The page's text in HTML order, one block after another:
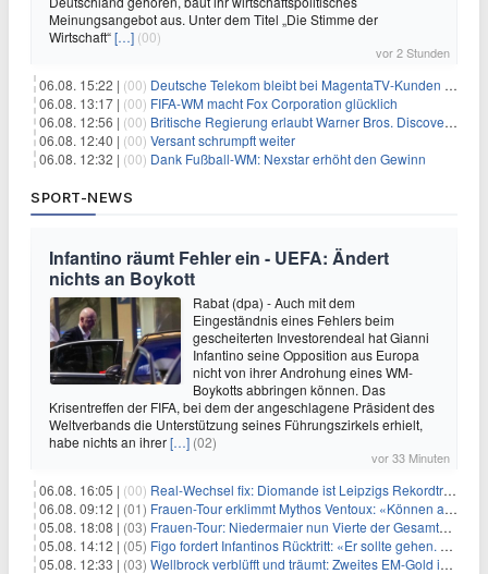
Meinungsangebot aus. Unter dem Titel „Die Stimme der
Wirtschaft“[…] (00)
vor 2 Stunden
06.08. 15:22 | (00) Deutsche Telekom bleibt bei MagentaTV-Kunden vage
06.08. 13:17 | (00) FIFA-WM macht Fox Corporation glücklich
06.08. 12:56 | (00) Britische Regierung erlaubt Warner Bros. Discovery-Übernahme
06.08. 12:40 | (00) Versant schrumpft weiter
06.08. 12:32 | (00) Dank Fußball-WM: Nexstar erhöht den Gewinn
SPORT-NEWS
Infantino räumt Fehler ein - UEFA: Ändert
nichts an Boykott
Rabat (dpa) - Auch mit dem
Eingeständnis eines Fehlers beim
gescheiterten Investorendeal hat Gianni
Infantino seine Opposition aus Europa
nicht von ihrer Androhung eines WM-
Boykotts abbringen können. Das
Krisentreffen der FIFA, bei dem der angeschlagene Präsident des
Weltverbands die Unterstützung seines Führungszirkels erhielt,
habe nichts an ihrer[…] (02)
vor 33 Minuten
06.08. 16:05 | (00) Real-Wechsel fix: Diomande ist Leipzigs Rekordtransfer
06.08. 09:12 | (01) Frauen-Tour erklimmt Mythos Ventoux: «Können alles schaffen»
05.08. 18:08 | (03) Frauen-Tour: Niedermaier nun Vierte der Gesamtwertung
05.08. 14:12 | (05) Figo fordert Infantinos Rücktritt: «Er sollte gehen. Jetzt»
05.08. 12:33 | (03) Wellbrock verblüfft und träumt: Zweites EM-Gold in Paris